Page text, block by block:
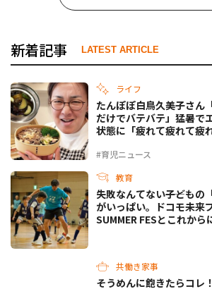
新着記事 LATEST ARTICLE
ライフ
#育児ニュース
たんぽぽ白鳥久美子さん
だけでバテバテ」猛暑で
状態に「疲れて疲れて疲
教育
失敗なんてない――子ども
がいっぱい。ドコモ未来
SUMMER FESとこれから
共働き家事
そうめんに飽きたらコレ